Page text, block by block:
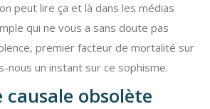
peut lire ça et là dans les médias
qui ne vous a sans doute pas
premier facteur de mortalité sur
nous un instant sur ce sophisme.
causale obsolète